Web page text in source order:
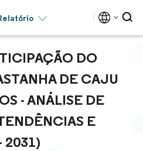
DO
DE CAJU
- ANÁLISE DE
E
2031)